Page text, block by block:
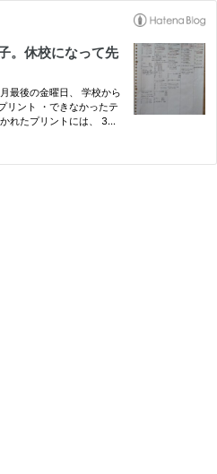
。休校になって先
最後の金曜日、 学校から
リント ・できなかったテ
れたプリントには、 3月
うな具体的な指示はあ